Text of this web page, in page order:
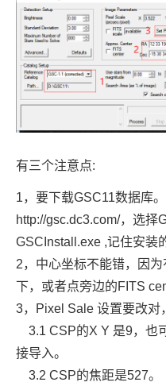
有三个注意点:
1，要下载GSC11数据库
http://gsc.dc3.com/，选择
GSCInstall.exe ,记住安装
2，中心坐标不能错，因
下，或者点旁边的FITS
3，Pixel Sale 设置要改对
3.1 CSP的X Y 是9，也
接导入。
3.2 CSP的焦距是527。